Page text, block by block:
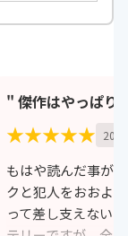
" 傑作はやっぱり
★★★★★ 20
もはや読んだ事が
クと犯人をおおよ
って差し支えない